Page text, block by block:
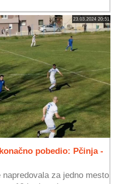
23.03.2024 20:51
pobedio: Pčinja -
za jedno mesto